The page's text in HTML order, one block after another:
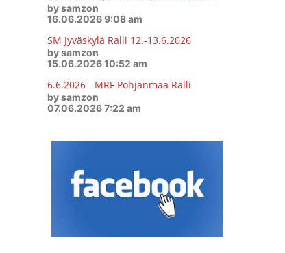
by samzon
16.06.2026 9:08 am
SM Jyväskylä Ralli 12.-13.6.2026
by samzon
15.06.2026 10:52 am
6.6.2026 - MRF Pohjanmaa Ralli
by samzon
07.06.2026 7:22 am